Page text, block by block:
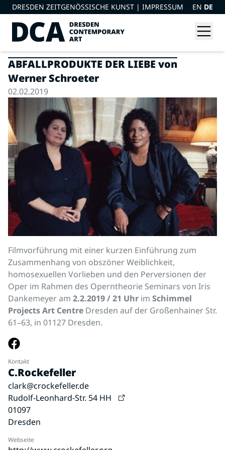
DRESDEN ZEITGENÖSSISCHE KUNST | IMPRESSUM EN DE
ABFALLPRODUKTE DER LIEBE von
Werner Schroeter
02.02.2019
Filmvorführung mit einer kurzen Einführung zum
Zusammenhang von obszöner Weiblichkeit,
homosexuellen Vorlieben und den Perversionen der
Oper im Rahmen des Operntheorie Seminars von Iris
Dankemeyer am 2.2.2019 / 21 Uhr im Schimmel
Projects Art Centre Dresden auf der Großenhainer Str.
61–63, in 01127 Dresden.
Kontakt
C.Rockefeller
clark@crockefeller.de
Rudolf-Leonhard-Str. 54 HH
01097
Dresden
Webseite